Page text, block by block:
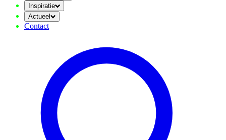
Inspiratie
Actueel
Contact